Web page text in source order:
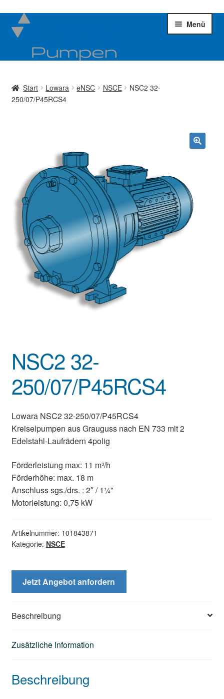
Zur
Navigation
Zum
Inhalt
Menü
Impellerpumpen
Start Lowara eNSC NSCE
NSC2 32-
250/07/P45RCS4
NSC2 32-
250/07/P45RCS4
Lowara NSC2 32-250/07/P45RCS4
Kreiselpumpen aus Grauguss nach EN 733 mit 2
Edelstahl-Laufrädern 4polig
Förderleistung max: 11 m³/h
Förderhöhe: max. 18 m
Anschluss sgs./drs. : 2″ / 1¼”
Motorleistung: 0,75 kW
Artikelnummer: 101843871
Kategorie: NSCE
Jetzt Angebot anfordern
Beschreibung
Zusätzliche Information
Beschreibung